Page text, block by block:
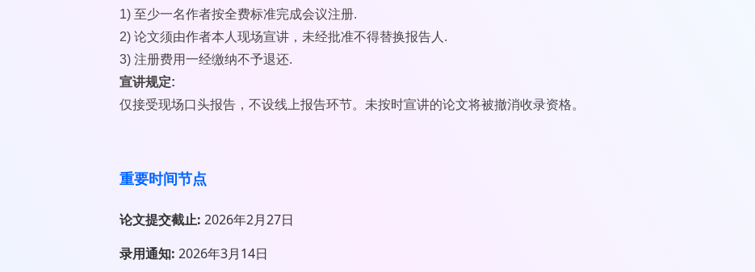
1) 至少一名作者按全费标准完成会议注册.
2) 论文须由作者本人现场宣讲，未经批准不得替换报告人.
3) 注册费用一经缴纳不予退还.
宣讲规定:
仅接受现场口头报告，不设线上报告环节。未按时宣讲的论文将被撤消收录资格。
重要时间节点
论文提交截止: 2026年2月27日
录用通知: 2026年3月14日